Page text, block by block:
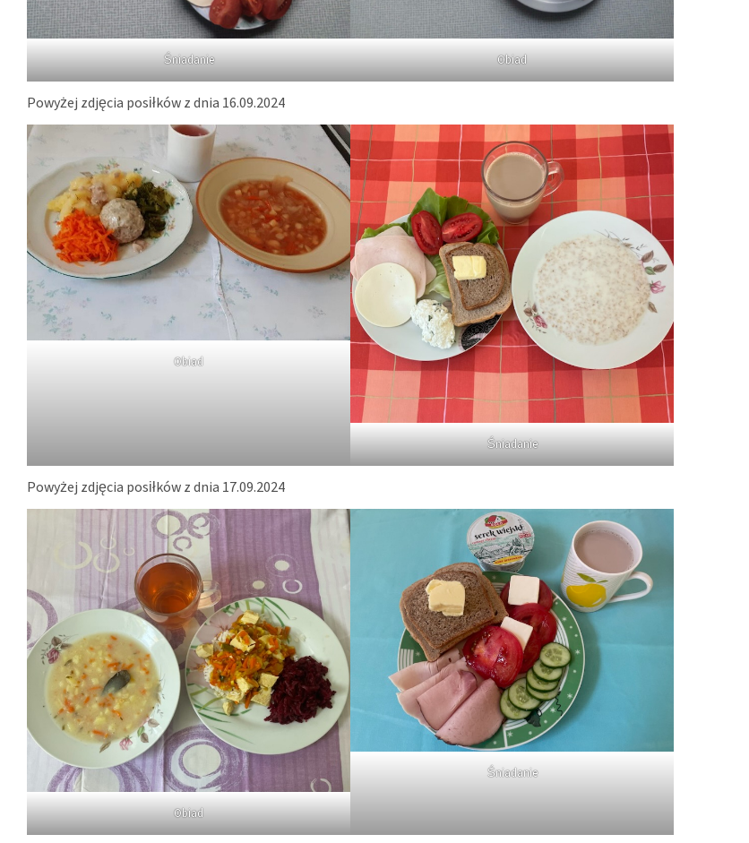
Śniadanie Obiad
Powyżej zdjęcia posiłków z dnia 16.09.2024
Obiad
Śniadanie
Powyżej zdjęcia posiłków z dnia 17.09.2024
Obiad
Śniadanie